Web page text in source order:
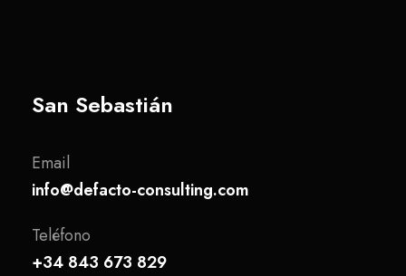
San Sebastián
Email
info@defacto-consulting.com
Teléfono
+34 843 673 829